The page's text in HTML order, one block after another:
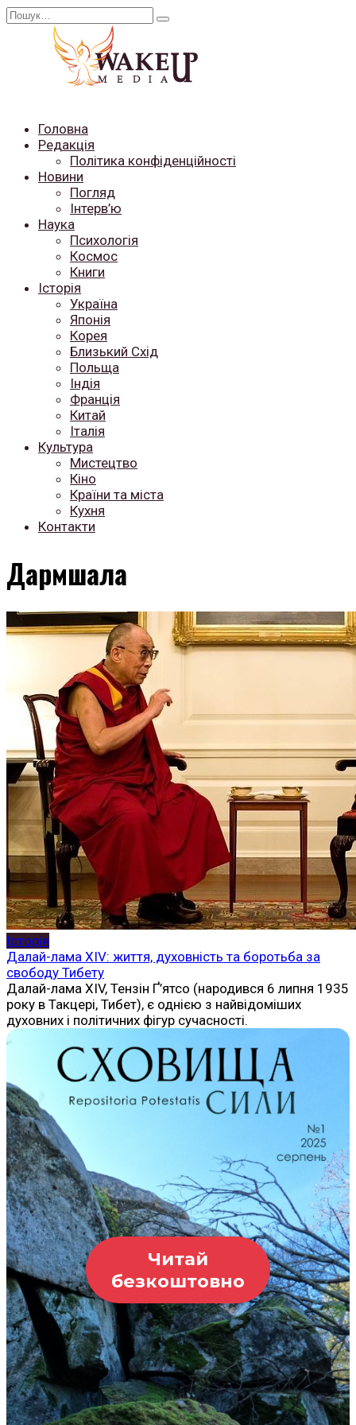
Перейти
Search
Головна
Редакція
Політика конфіденційності
Новини
Погляд
Інтерв’ю
Наука
Психологія
Космос
Книги
Історія
Україна
Японія
Корея
Близький Схід
Польща
Індія
Франція
Китай
Італія
Культура
Мистецтво
Кіно
Країни та міста
Кухня
Контакти
Дармшала
Історія
Далай-лама XIV: життя, духовність та боротьба за
свободу Тибету
Далай-лама XIV, Тензін Ґ’ятсо (народився 6 липня 1935
року в Такцері, Тибет), є однією з найвідоміших
духовних і політичних фігур сучасності.
Читай
безкоштовно